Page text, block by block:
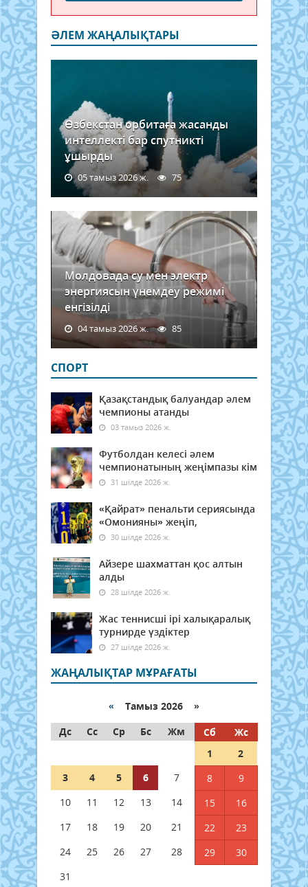
ӘЛЕМ ЖАҢАЛЫҚТАРЫ
Өзбекстан орбитаға жасанды
интеллекті бар спутникті
ұшырды
05 тамыз 2026 ж. 75
Молдовада су мен электр
энергиясын үнемдеу режимі
енгізілді
04 тамыз 2026 ж. 85
СПОРТ
Қазақстандық балуандар әлем
чемпионы атанды
03 тамыз 2026 ж.
Футболдан келесі әлем
чемпионатының жеңімпазы кім
31 шілде 2026 ж.
«Қайрат» пенальти сериясында
«Омонияны» жеңіп,
30 шілде 2026 ж.
Айзере шахматтан қос алтын
алды
28 шілде 2026 ж.
Жас теннисші ірі халықаралық
турнирде үздіктер
27 шілде 2026 ж.
ЖАҢАЛЫҚТАР МҰРАҒАТЫ
« Тамыз 2026 »
Дс
Сс Ср Бс Жм Сб
Жс
1
2
3
4 5 6 7 8
9
10
11 12 13 14 15
16
17
18 19 20 21 22
23
24
25 26 27 28 29
30
31